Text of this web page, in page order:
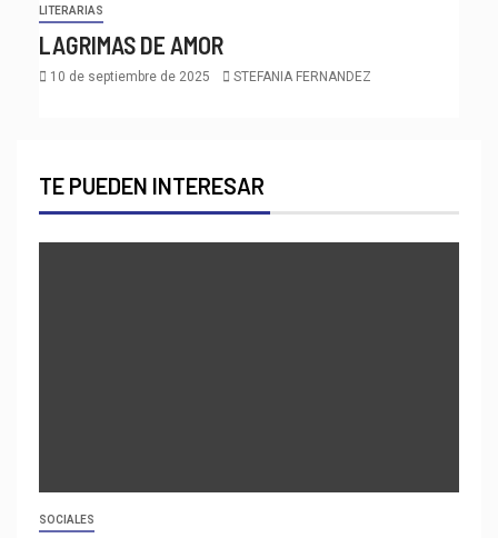
LITERARIAS
LAGRIMAS DE AMOR
10 de septiembre de 2025 STEFANIA FERNANDEZ
TE PUEDEN INTERESAR
SOCIALES